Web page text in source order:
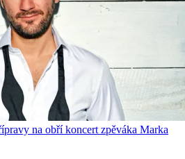
na obří koncert zpěváka Marka